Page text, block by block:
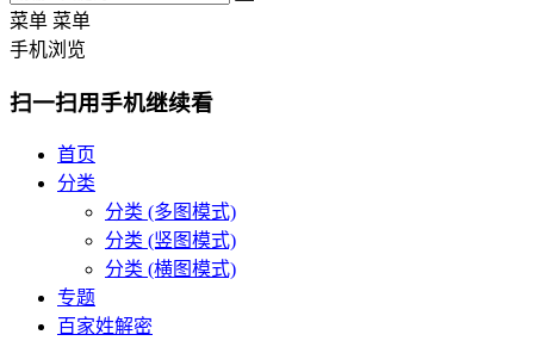
菜单 菜单
手机浏览
扫一扫用手机继续看
首页
分类
分类 (多图模式)
分类 (竖图模式)
分类 (横图模式)
专题
百家姓解密